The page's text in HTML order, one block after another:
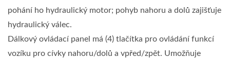
pohání ho hydraulický motor; pohyb nahoru a dolů zajišťuje
hydraulický válec.
Dálkový ovládací panel má (4) tlačítka pro ovládání funkcí
vozíku pro cívky nahoru/dolů a vpřed/zpět. Umožňuje